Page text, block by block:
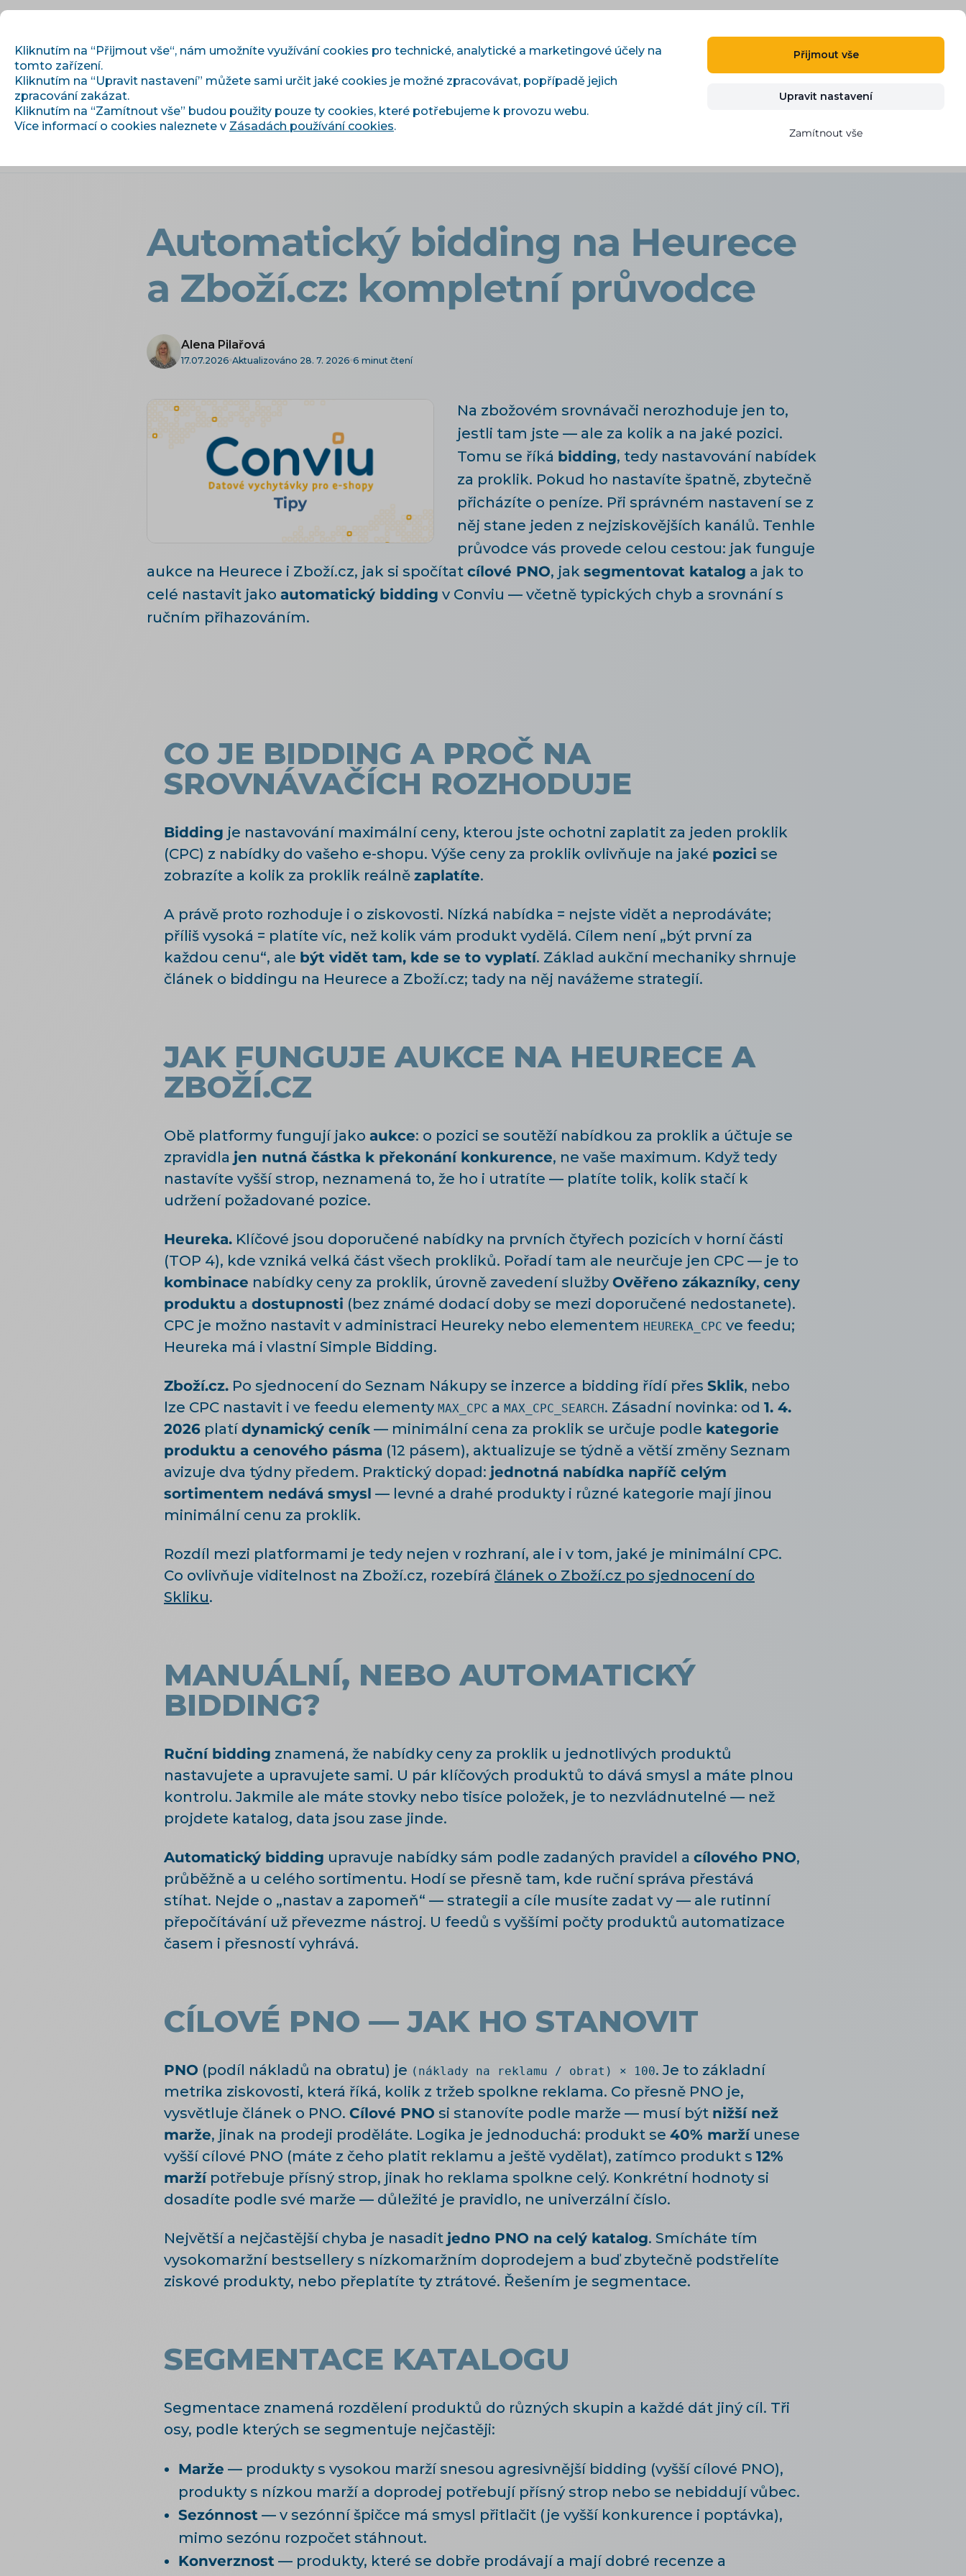
VYZKOUŠET ZDARMA
Začínáme Reference
Automatický bidding na Heurece
a Zboží.cz: kompletní průvodce
Alena Pilařová
17.07.2026 Aktualizováno 28. 7. 2026 6 minut čtení
Na zbožovém srovnávači nerozhoduje jen to,
jestli tam jste — ale za kolik a na jaké pozici.
Tomu se říká bidding, tedy nastavování nabídek
za proklik. Pokud ho nastavíte špatně, zbytečně
přicházíte o peníze. Při správném nastavení se z
něj stane jeden z nejziskovějších kanálů. Tenhle
průvodce vás provede celou cestou: jak funguje
aukce na Heurece i Zboží.cz, jak si spočítat cílové PNO, jak segmentovat katalog a jak to
celé nastavit jako automatický bidding v Conviu — včetně typických chyb a srovnání s
ručním přihazováním.
CO JE BIDDING A PROČ NA
SROVNÁVAČÍCH ROZHODUJE
Bidding je nastavování maximální ceny, kterou jste ochotni zaplatit za jeden proklik
(CPC) z nabídky do vašeho e-shopu. Výše ceny za proklik ovlivňuje na jaké pozici se
zobrazíte a kolik za proklik reálně zaplatíte.
A právě proto rozhoduje i o ziskovosti. Nízká nabídka = nejste vidět a neprodáváte;
příliš vysoká = platíte víc, než kolik vám produkt vydělá. Cílem není „být první za
každou cenu“, ale být vidět tam, kde se to vyplatí. Základ aukční mechaniky shrnuje
článek o biddingu na Heurece a Zboží.cz; tady na něj navážeme strategií.
JAK FUNGUJE AUKCE NA HEURECE A
ZBOŽÍ.CZ
Obě platformy fungují jako aukce: o pozici se soutěží nabídkou za proklik a účtuje se
zpravidla jen nutná částka k překonání konkurence, ne vaše maximum. Když tedy
nastavíte vyšší strop, neznamená to, že ho i utratíte — platíte tolik, kolik stačí k
udržení požadované pozice.
Heureka. Klíčové jsou doporučené nabídky na prvních čtyřech pozicích v horní části
(TOP 4), kde vzniká velká část všech prokliků. Pořadí tam ale neurčuje jen CPC — je to
kombinace nabídky ceny za proklik, úrovně zavedení služby Ověřeno zákazníky, ceny
produktu a dostupnosti (bez známé dodací doby se mezi doporučené nedostanete).
CPC je možno nastavit v administraci Heureky nebo elementem HEUREKA_CPC ve feedu;
Heureka má i vlastní Simple Bidding.
Zboží.cz. Po sjednocení do Seznam Nákupy se inzerce a bidding řídí přes Sklik, nebo
lze CPC nastavit i ve feedu elementy MAX_CPC a MAX_CPC_SEARCH. Zásadní novinka: od 1. 4.
2026 platídynamický ceník — minimální cena za proklik se určuje podle kategorie
produktu a cenového pásma (12 pásem), aktualizuje se týdně a větší změny Seznam
avizuje dva týdny předem. Praktický dopad: jednotná nabídka napříč celým
sortimentem nedává smysl — levné a drahé produkty i různé kategorie mají jinou
minimální cenu za proklik.
Rozdíl mezi platformami je tedy nejen v rozhraní, ale i v tom, jaké je minimální CPC.
Co ovlivňuje viditelnost na Zboží.cz, rozebírá článek o Zboží.cz po sjednocení do
Skliku.
MANUÁLNÍ, NEBO AUTOMATICKÝ
BIDDING?
Ruční bidding znamená, že nabídky ceny za proklik u jednotlivých produktů
nastavujete a upravujete sami. U pár klíčových produktů to dává smysl a máte plnou
kontrolu. Jakmile ale máte stovky nebo tisíce položek, je to nezvládnutelné — než
projdete katalog, data jsou zase jinde.
Automatický bidding upravuje nabídky sám podle zadaných pravidel a cílového PNO,
průběžně a u celého sortimentu. Hodí se přesně tam, kde ruční správa přestává
stíhat. Nejde o „nastav a zapomeň“ — strategii a cíle musíte zadat vy — ale rutinní
přepočítávání už převezme nástroj. U feedů s vyššími počty produktů automatizace
časem i přesností vyhrává.
CÍLOVÉ PNO — JAK HO STANOVIT
PNO (podíl nákladů na obratu) je (náklady na reklamu / obrat) × 100. Je to základní
metrika ziskovosti, která říká, kolik z tržeb spolkne reklama. Co přesně PNO je,
vysvětluje článek o PNO. Cílové PNO si stanovíte podle marže — musí být nižší než
marže, jinak na prodeji proděláte. Logika je jednoduchá: produkt se 40% maržíunese
vyšší cílové PNO (máte z čeho platit reklamu a ještě vydělat), zatímco produkt s 12%
maržípotřebuje přísný strop, jinak ho reklama spolkne celý. Konkrétní hodnoty si
dosadíte podle své marže — důležité je pravidlo, ne univerzální číslo.
Největší a nejčastější chyba je nasadit jedno PNO na celý katalog. Smícháte tím
vysokomaržní bestsellery s nízkomaržním doprodejem a buď zbytečně podstřelíte
ziskové produkty, nebo přeplatíte ty ztrátové. Řešením je segmentace.
SEGMENTACE KATALOGU
Segmentace znamená rozdělení produktů do různých skupin a každé dát jiný cíl. Tři
osy, podle kterých se segmentuje nejčastěji:
Marže — produkty s vysokou marží snesou agresivnější bidding (vyšší cílové PNO),
produkty s nízkou marží a doprodej potřebují přísný strop nebo se nebiddují vůbec.
Sezónnost — v sezónní špičce má smysl přitlačit (je vyšší konkurence i poptávka),
mimo sezónu rozpočet stáhnout.
Konverznost — produkty, které se dobře prodávají a mají dobré recenze a
Kliknutím na “Přijmout vše“, nám umožníte využívání cookies pro technické, analytické a marketingové účely na
tomto zařízení.
Kliknutím na “Upravit nastavení” můžete sami určit jaké cookies je možné zpracovávat, popřípadě jejich
zpracování zakázat.
Kliknutím na “Zamítnout vše” budou použity pouze ty cookies, které potřebujeme k provozu webu.
Více informací o cookies naleznete v Zásadách používání cookies.
Přijmout vše
Upravit nastavení
Zamítnout vše